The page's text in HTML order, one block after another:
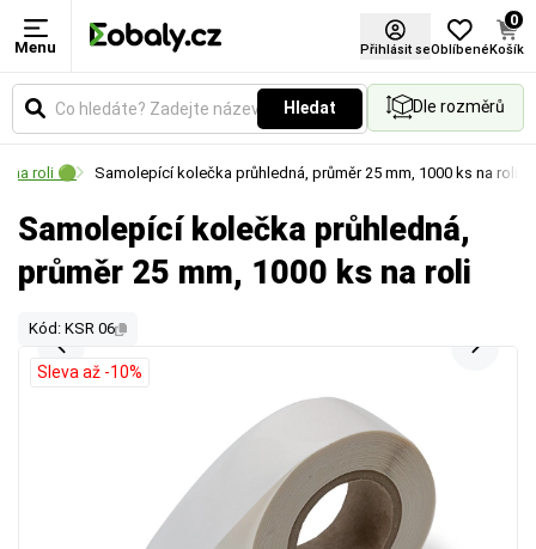
Menu Přihlásit seOblíbené
0
Košík
Hledat Dle rozměrů
na roli 🟢 Samolepící kolečka průhledná, průměr 25 mm, 1000 ks na roli
Samolepící kolečka průhledná,
průměr 25 mm, 1000 ks na roli
Kód: KSR 06
Sleva až -10%